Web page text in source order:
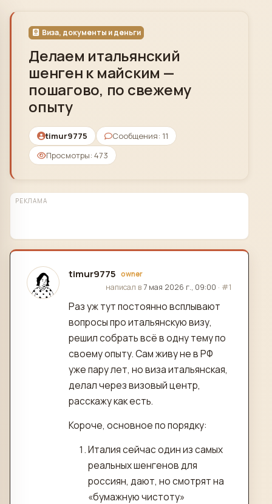
Виза, документы и деньги
Делаем итальянский
шенген к майским —
пошагово, по свежему
опыту
timur9775
Сообщения: 11
Просмотры: 473
РЕКЛАМА
timur9775 owner
отредактировано
написал в7 мая 2026 г., 09:00 · #1
Раз уж тут постоянно всплывают
вопросы про итальянскую визу,
решил собрать всё в одну тему по
своему опыту. Сам живу не в РФ
уже пару лет, но виза итальянская,
делал через визовый центр,
расскажу как есть.
Короче, основное по порядку:
Италия сейчас один из самых
реальных шенгенов для
россиян, дают, но смотрят на
«бумажную чистоту»